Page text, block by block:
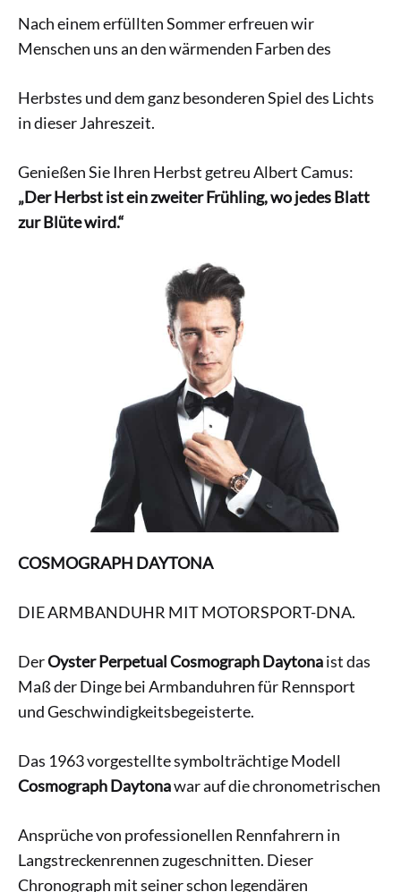
Nach einem erfüllten Sommer erfreuen wir
Menschen uns an den wärmenden Farben des
Herbstes und dem ganz besonderen Spiel des Lichts
in dieser Jahreszeit.
Genießen Sie Ihren Herbst getreu Albert Camus:
„Der Herbst ist ein zweiter Frühling, wo jedes Blatt
zur Blüte wird.“
COSMOGRAPH DAYTONA
DIE ARMBANDUHR MIT MOTORSPORT-DNA.
DerOyster Perpetual Cosmograph Daytonaist das
Maß der Dinge bei Armbanduhren für Rennsport
und Geschwindigkeitsbegeisterte.
Das 1963 vorgestellte symbolträchtige Modell
Cosmograph Daytonawar auf die chronometrischen
Ansprüche von professionellen Rennfahrern in
Langstreckenrennen zugeschnitten. Dieser
Chronograph mit seiner schon legendären